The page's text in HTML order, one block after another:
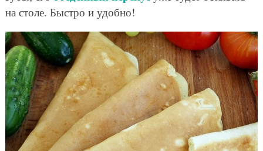
на столе. Быстро и удобно!